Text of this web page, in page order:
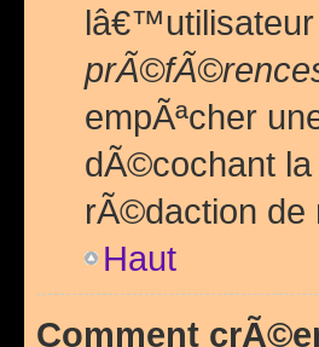
empÃªcher
dÃ©cochant
rÃ©daction de
Haut
Comment